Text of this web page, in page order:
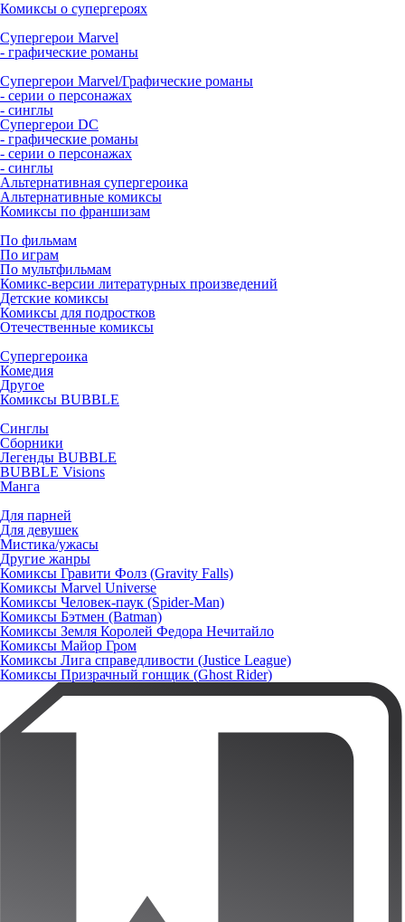
Комиксы о супергероях
Супергерои Marvel
- графические романы
Супергерои Marvel/Графические романы
- серии о персонажах
- синглы
Супергерои DC
- графические романы
- серии о персонажах
- синглы
Альтернативная супергероика
Альтернативные комиксы
Комиксы по франшизам
По фильмам
По играм
По мультфильмам
Комикс-версии литературных произведений
Детские комиксы
Комиксы для подростков
Отечественные комиксы
Супергероика
Комедия
Другое
Комиксы BUBBLE
Синглы
Сборники
Легенды BUBBLE
BUBBLE Visions
Манга
Для парней
Для девушек
Мистика/ужасы
Другие жанры
Комиксы Гравити Фолз (Gravity Falls)
Комиксы Marvel Universe
Комиксы Человек-паук (Spider-Man)
Комиксы Бэтмен (Batman)
Комиксы Земля Королей Федора Нечитайло
Комиксы Майор Гром
Комиксы Лига справедливости (Justice League)
Комиксы Призрачный гонщик (Ghost Rider)